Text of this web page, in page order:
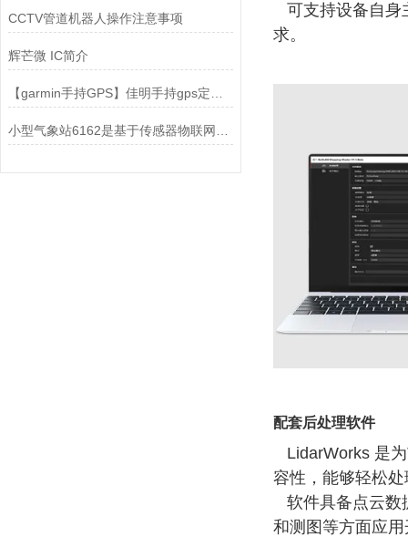
CCTV管道机器人操作注意事项
辉芒微 IC简介
可支持设备自身
求。
配套后处理软件
LidarWorks 是
容性，能够轻松
软件具备点云数
和测图等方面应